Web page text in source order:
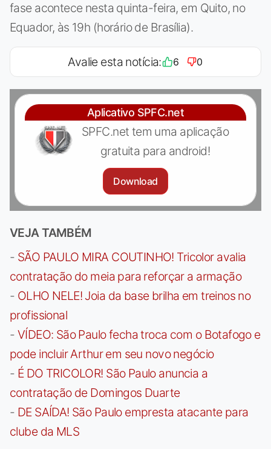
fase acontece nesta quinta-feira, em Quito, no
Equador, às 19h (horário de Brasília).
Avalie esta notícia: 6 0
Aplicativo SPFC.net
SPFC.net tem uma aplicação
gratuita para android!
Download
VEJA TAMBÉM
- SÃO PAULO MIRA COUTINHO! Tricolor avalia
contratação do meia para reforçar a armação
- OLHO NELE! Joia da base brilha em treinos no
profissional
- VÍDEO: São Paulo fecha troca com o Botafogo e
pode incluir Arthur em seu novo negócio
- É DO TRICOLOR! São Paulo anuncia a
contratação de Domingos Duarte
- DE SAÍDA! São Paulo empresta atacante para
clube da MLS